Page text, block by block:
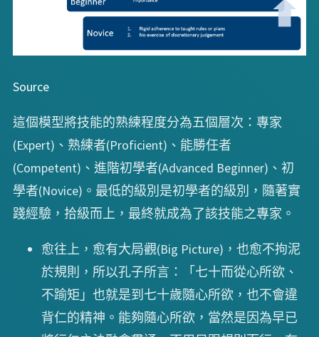
Source
這個模型將技能的熟練程度分為五個層次：專家
(Expert)、熟練者(Proficient)、能勝任者
(Competent)、進階初學者(Advanced Beginner)、初
學者(Novice)。最低的級別是初學者的級別，隨著實
踐經驗，拾級而上，最終就成為了該技能之專家。
愈往上，愈有大局觀(Big Picture)，也愈不拘泥
於規則，所以孔子所言：「七十而從心所欲、
不踰矩」也就是到七十歲隨心所欲，也不會違
背仁的精神。能夠隨心所欲，當然是因為早已